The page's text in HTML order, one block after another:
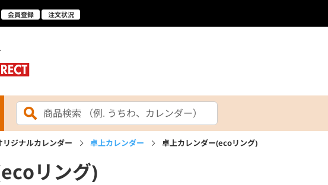
会員登録 注文状況
リジナルカレンダー 卓上カレンダー 卓上カレンダー(ecoリング)
リング)